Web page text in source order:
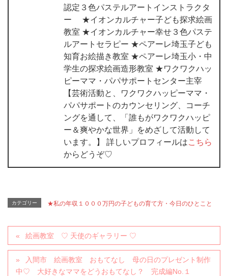
認定３色パステルアートインストラクタ
ー ★イオンカルチャー子ども探求絵画
教室 ★イオンカルチャー幸せ３色パステ
ルアートセラピー ★ペアーレ埼玉子ども
知育お絵描き教室 ★ペアーレ埼玉小・中
学生の探求絵画造形教室 ★ワクワクハッ
ピーママ・パパサポートセンター主宰
【芸術活動と、ワクワクハッピーママ・
パパサポートのカウンセリング、コーチ
ングを通して、「誰もがワクワクハッピ
ー＆爽やかな世界」をめざして活動して
います。】 詳しいプロフィールはこちら
からどうぞ♡
カテゴリー ★私の年収１０００万円の子どもの育て方・今日のひとこと
絵画教室 ♡ 天使のギャラリー ♡
入間市 絵画教室 おもてなし 母の日のプレゼント制作
中♡ 大好きなママをどうおもてなし？ 完成編No.１